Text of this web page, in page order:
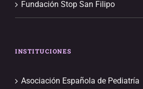
Fundación Stop San Filipo
INSTITUCIONES
Asociación Española de Pediatría